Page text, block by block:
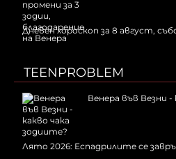
Дневен хороскоп за 8 август,
TEENPROBLEM
Венера във Везни -
Лято 2026: Еспадрилите се